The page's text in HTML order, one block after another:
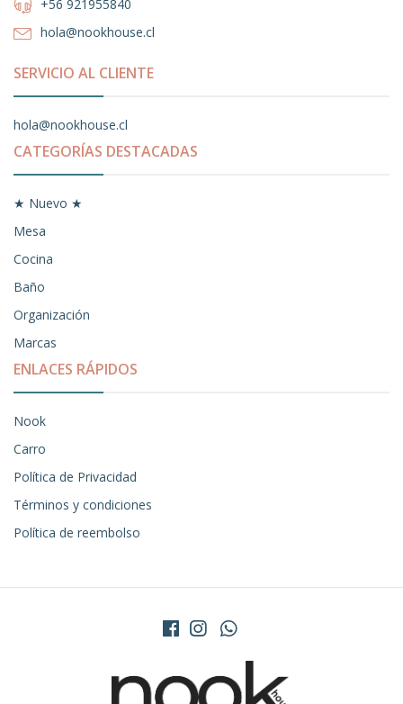
+56 921955840
hola@nookhouse.cl
SERVICIO AL CLIENTE
hola@nookhouse.cl
CATEGORÍAS DESTACADAS
★ Nuevo ★
Mesa
Cocina
Baño
Organización
Marcas
ENLACES RÁPIDOS
Nook
Carro
Política de Privacidad
Términos y condiciones
Política de reembolso